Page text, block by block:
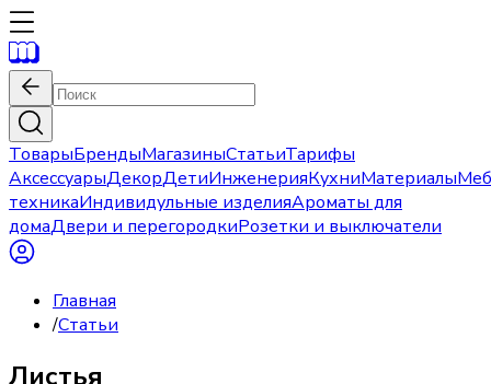
ТоварыБрендыМагазиныСтатьиТарифы
АксессуарыДекорДетиИнженерияКухниМатериалы
техникаИндивидульные изделияАроматы для
домаДвери и перегородкиРозетки и выключатели
Главная
/Статьи
Листья